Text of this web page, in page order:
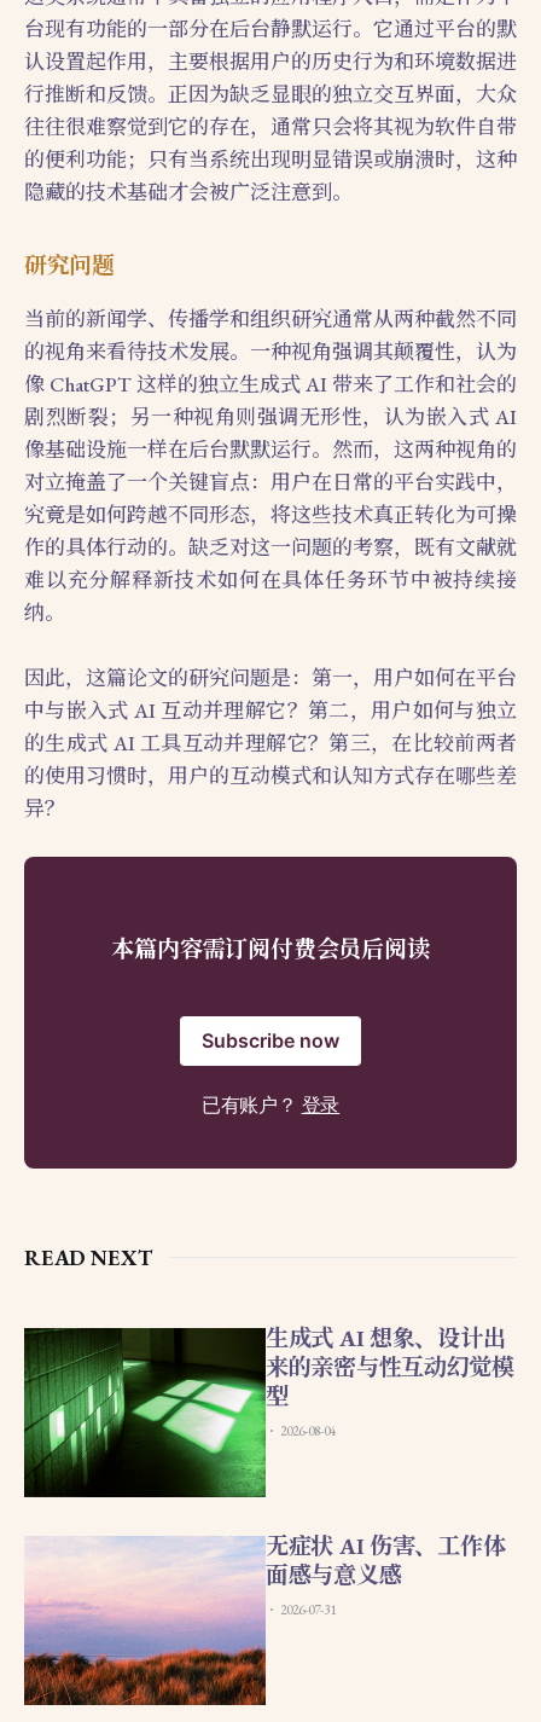
台现有功能的一部分在后台静默运行。它通过平台的默
认设置起作用，主要根据用户的历史行为和环境数据进
行推断和反馈。正因为缺乏显眼的独立交互界面，大众
往往很难察觉到它的存在，通常只会将其视为软件自带
的便利功能；只有当系统出现明显错误或崩溃时，这种
隐藏的技术基础才会被广泛注意到。
研究问题
当前的新闻学、传播学和组织研究通常从两种截然不同
的视角来看待技术发展。一种视角强调其颠覆性，认为
像 ChatGPT 这样的独立生成式 AI 带来了工作和社会的
剧烈断裂；另一种视角则强调无形性，认为嵌入式 AI
像基础设施一样在后台默默运行。然而，这两种视角的
对立掩盖了一个关键盲点：用户在日常的平台实践中，
究竟是如何跨越不同形态，将这些技术真正转化为可操
作的具体行动的。缺乏对这一问题的考察，既有文献就
难以充分解释新技术如何在具体任务环节中被持续接
纳。
因此，这篇论文的研究问题是：第一，用户如何在平台
中与嵌入式 AI 互动并理解它？第二，用户如何与独立
的生成式 AI 工具互动并理解它？第三，在比较前两者
的使用习惯时，用户的互动模式和认知方式存在哪些差
异？
本篇内容需订阅付费会员后阅读
Subscribe now
已有账户？ 登录
READ NEXT
生成式 AI 想象、设计出
来的亲密与性互动幻觉模
型
2026-08-04
无症状 AI 伤害、工作体
面感与意义感
2026-07-31